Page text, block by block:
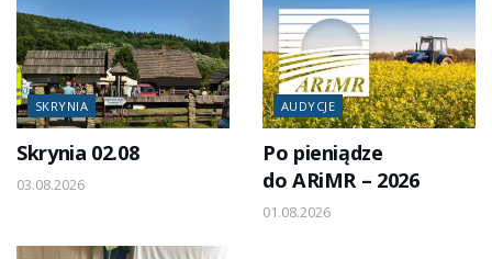
SKRYNIA
Skrynia 02.08
03.08.2026
AUDYCJE
Po pieniądze
do ARiMR – 2026
01.08.2026